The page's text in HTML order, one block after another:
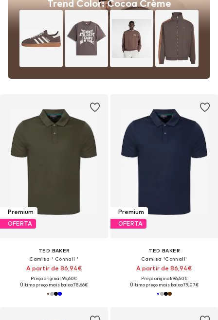
Trend Color: Cocoa Crème
Premium
OFERTA
TED BAKER
Camisa ' Connall '
A partir de 86,94€
Preço original: 96,60€
Último preço mais baixo:78,66€
Premium
OFERTA
TED BAKER
Camisa 'Connall'
A partir de 86,94€
Preço original: 96,60€
Último preço mais baixo:79,07€